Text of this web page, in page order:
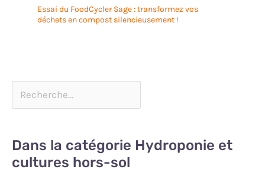
Essai du FoodCycler Sage : transformez vos
déchets en compost silencieusement !
Dans la catégorie Hydroponie et
cultures hors-sol